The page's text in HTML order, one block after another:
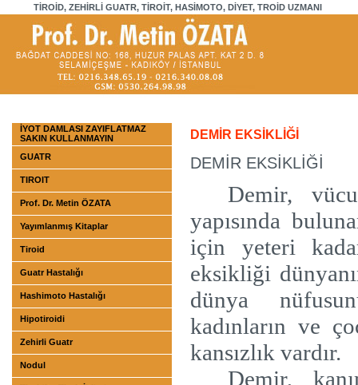
TİROİD, ZEHİRLİ GUATR, TİROİT, HASİMOTO, DİYET, TROİD UZMANI
İYOT DAMLASI ZAYIFLATMAZ
SAKIN KULLANMAYIN
GUATR
TIROIT
Prof. Dr. Metin ÖZATA
Yayımlanmış Kitaplar
Tiroid
Guatr Hastalığı
Hashimoto Hastalığı
Hipotiroidi
Zehirli Guatr
Nodul
DEMİR EKSİKLİĞİ
DEMİR EKSİKLİĞİ
Demir,
yapısında
için yeteri
eksikliği
dünya
kadınların ve
kansızlık vardır.
Demir,